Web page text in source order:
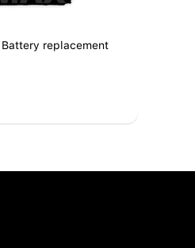
Battery replacement